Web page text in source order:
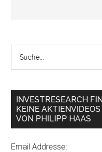
INVESTRESEARCH
KEINE
VON PHILIPP HAAS
Email Addresse: